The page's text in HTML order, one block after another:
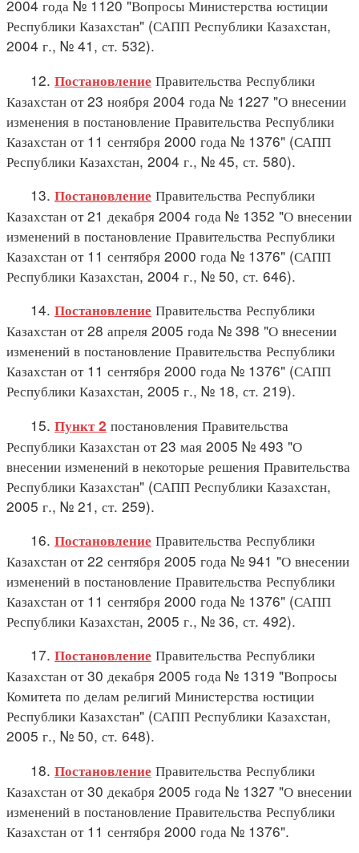
2004 года № 1120 "Вопросы Министерства юстиции
Республики Казахстан" (САПП Республики Казахстан,
2004 г., № 41, ст. 532).
12. Постановление Правительства Республики
Казахстан от 23 ноября 2004 года № 1227 "О внесении
изменения в постановление Правительства Республики
Казахстан от 11 сентября 2000 года № 1376" (САПП
Республики Казахстан, 2004 г., № 45, ст. 580).
13. Постановление Правительства Республики
Казахстан от 21 декабря 2004 года № 1352 "О внесении
изменений в постановление Правительства Республики
Казахстан от 11 сентября 2000 года № 1376" (САПП
Республики Казахстан, 2004 г., № 50, ст. 646).
14. Постановление Правительства Республики
Казахстан от 28 апреля 2005 года № 398 "О внесении
изменений в постановление Правительства Республики
Казахстан от 11 сентября 2000 года № 1376" (САПП
Республики Казахстан, 2005 г., № 18, ст. 219).
15. Пункт 2 постановления Правительства
Республики Казахстан от 23 мая 2005 № 493 "О
внесении изменений в некоторые решения Правительства
Республики Казахстан" (САПП Республики Казахстан,
2005 г., № 21, ст. 259).
16. Постановление Правительства Республики
Казахстан от 22 сентября 2005 года № 941 "О внесении
изменений в постановление Правительства Республики
Казахстан от 11 сентября 2000 года № 1376" (САПП
Республики Казахстан, 2005 г., № 36, ст. 492).
17. Постановление Правительства Республики
Казахстан от 30 декабря 2005 года № 1319 "Вопросы
Комитета по делам религий Министерства юстиции
Республики Казахстан" (САПП Республики Казахстан,
2005 г., № 50, ст. 648).
18. Постановление Правительства Республики
Казахстан от 30 декабря 2005 года № 1327 "О внесении
изменений в постановление Правительства Республики
Казахстан от 11 сентября 2000 года № 1376".